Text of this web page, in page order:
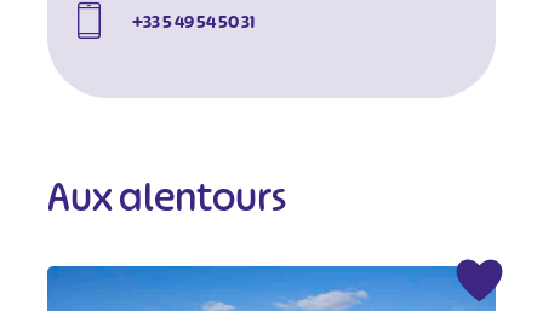
+33 5 49 54 50 31
Aux alentours